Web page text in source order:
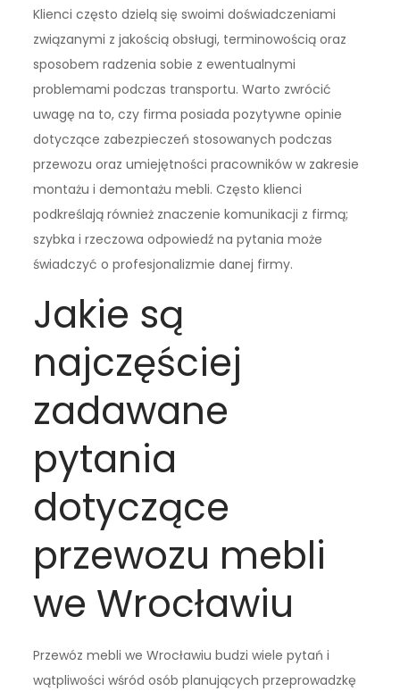
Klienci często dzielą się swoimi doświadczeniami
związanymi z jakością obsługi, terminowością oraz
sposobem radzenia sobie z ewentualnymi
problemami podczas transportu. Warto zwrócić
uwagę na to, czy firma posiada pozytywne opinie
dotyczące zabezpieczeń stosowanych podczas
przewozu oraz umiejętności pracowników w zakresie
montażu i demontażu mebli. Często klienci
podkreślają również znaczenie komunikacji z firmą;
szybka i rzeczowa odpowiedź na pytania może
świadczyć o profesjonalizmie danej firmy.
Jakie są
najczęściej
zadawane
pytania
dotyczące
przewozu mebli
we Wrocławiu
Przewóz mebli we Wrocławiu budzi wiele pytań i
wątpliwości wśród osób planujących przeprowadzkę